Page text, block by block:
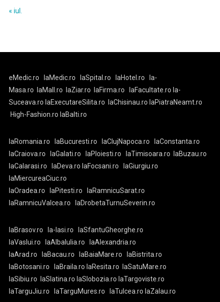
« iul.
eMedic.ro laMedic.ro laSpital.ro laHotel.ro
la-
Masa.ro
laMall.ro laZiar.ro laFirma.ro laFacultate.ro la-
Suceava.ro laExecutareSilita.ro laChisinau.ro laPiatraNeamt.ro
High-Fashion.ro laBalti.ro
laRomania.ro laBucuresti.ro laClujNapoca.ro
laConstanta.ro
laCraiova.ro
laGalati.ro laPloiesti.ro laTimisoara.ro
laBuzau.ro
laCalarasi.ro
laDeva.ro laFocsani.ro
laGiurgiu.ro
laMiercureaCiuc.ro
laOradea.ro
laPitesti.ro
laRamnicuSarat.ro
laRamnicuValcea.ro
laDrobetaTurnuSeverin.ro
laBrasov.ro la-Iasi.ro
laSfantuGheorghe.ro
laVaslui.ro
laAlbaIulia.ro
laAlexandria.ro
laArad.ro
laBacau.ro laBaiaMare.ro
laBistrita.ro
laBotosani.ro
laBraila.ro laResita.ro
laSatuMare.ro
laSibiu.ro
laSlatina.ro laSlobozia.ro laTargoviste.ro
laTarguJiu.ro
laTarguMures.ro laTulcea.ro laZalau.ro